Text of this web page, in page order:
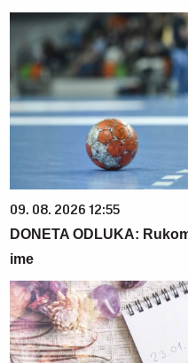
09. 08. 2026 12:55
DONETA ODLUKA:
ime